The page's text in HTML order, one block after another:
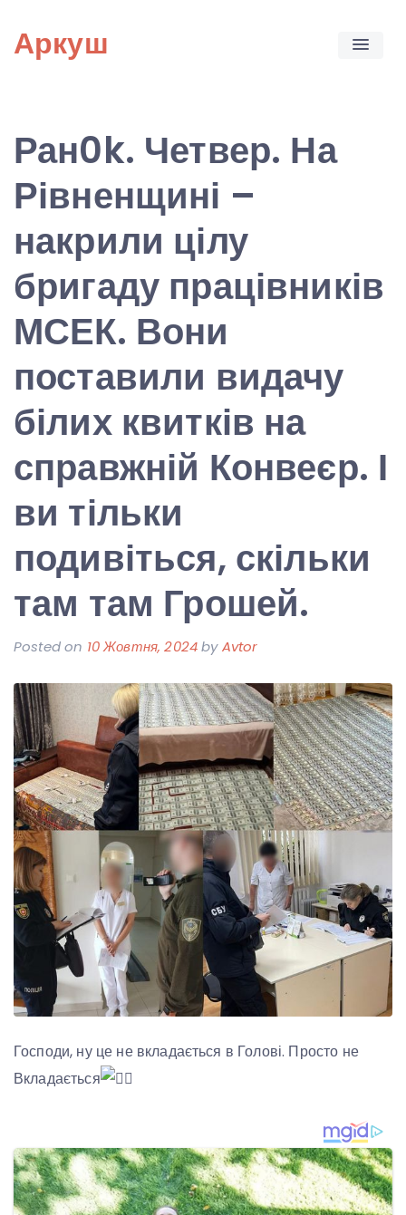
content
Аркуш
Ран0k. Четвер. На
Рівненщині –
накрили цілу
бригаду працівників
МСЕК. Вони
поставили видачу
білих квитків на
справжній Конвеєр. І
ви тільки
подивіться, скільки
там там Грошей.
Posted on 10 Жовтня, 2024byAvtor
Господи, ну це не вкладається в Голові. Просто не
Вкладається